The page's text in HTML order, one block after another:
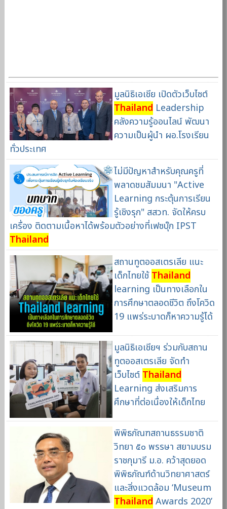
มูลนิธิเอเชีย เปิดตัวเว็บไซต์
Thailand Leadership
คลังความรู้ออนไลน์ พัฒนา
ความเป็นผู้นำ ผอ.โรงเรียน
ทั่วประเทศ
ไม่มีปัญหาสำหรับคุณครูที่
พลาดชมสัมมนา "Active
Learning กระตุ้นการเรียน
รู้เชิงรุก" สสวท. จัดให้ครบ
เครื่อง ติดตามเนื้อหาได้พร้อมตัวอย่างที่เฟซบุ๊ก IPST
Thailand
สถานทูตออสเตรเลีย แนะ
เด็กไทยใช้Thailand
learning เป็นทางเลือกใน
การศึกษาตลอดชีวิต ถึงโควิด
19 แพร่ระบาดก็หาความรู้ได้
มูลนิธิเอเชียฯ ร่วมกับสถาน
ทูตออสเตรเลีย จัดทำ
เว็บไซต์ Thailand
Learning ส่งเสริมการ
ศึกษาที่ต่อเนื่องให้เด็กไทย
พิพิธภัณฑสถานธรรมชาติ
วิทยา ๕๐ พรรษา สยามบรม
ราชกุมารี ม.อ. คว้าสุดยอด
พิพิธภัณฑ์ด้านวิทยาศาสตร์
และสิ่งแวดล้อม ‘Museum
Thailand Awards 2020’